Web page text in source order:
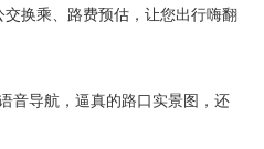
换乘、路费预估，让您出行嗨翻
导航，逼真的路口实景图，还